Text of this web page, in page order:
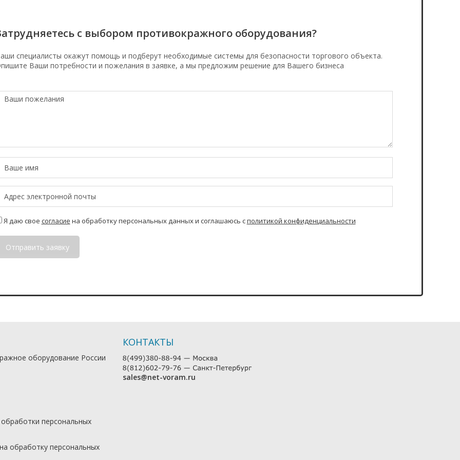
с выбором противокражного оборудования?
специалисты окажут помощь и подберут необходимые системы для безопасности торгового объекта.
Ваши потребности и пожелания в заявке, а мы предложим решение для Вашего бизнеса
Я даю свое согласие на обработку персональных данных и соглашаюсь сполитикой конфиденциальности
оборудование России
персональных
обработку персональных
КОНТАКТЫ
sales@net-voram.ru